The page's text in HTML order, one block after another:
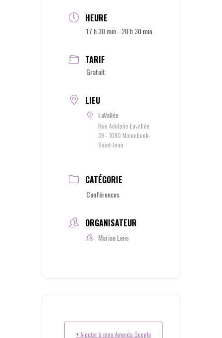
HEURE
17 h 30 min - 20 h 30 min
TARIF
Gratuit
LIEU
LaVallée
Rue Adolphe Lavallée
39 - 1080 Molenbeek-
Saint-Jean
CATÉGORIE
Conférences
ORGANISATEUR
Marian Lens
+ Ajouter à mon Agenda Google